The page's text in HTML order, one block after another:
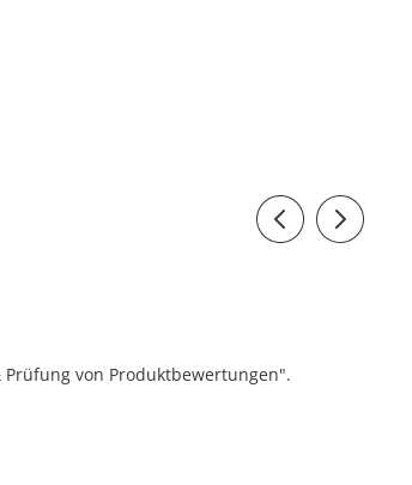
von Produktbewertungen".